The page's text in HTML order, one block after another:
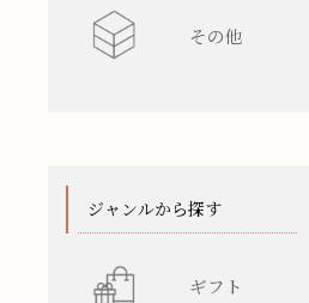
その他
ジャンルから探す
ギフト